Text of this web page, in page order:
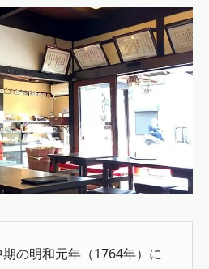
の明和元年（1764年）に